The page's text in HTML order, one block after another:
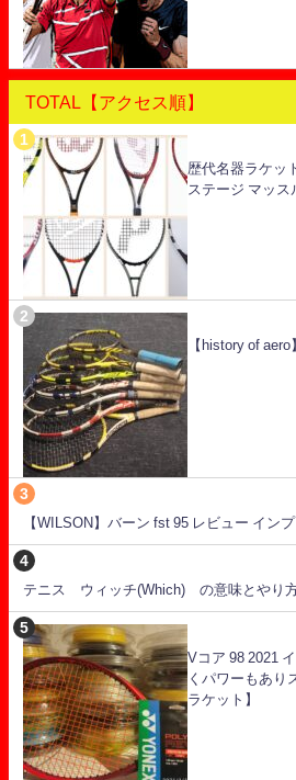
TOTAL【アクセス順】
歴代名器ラケッ
ステージ マッス
【history of
【WILSON】バーン fst 95 レビュー イン
テニス ウィッチ(Which) の意味とやり
Vコア 98 2021
くパワーもあり
ラケット】